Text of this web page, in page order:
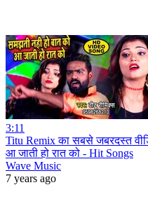
3:11
Titu Remix का सबसे जबरदस्त
आ जाती हो रात को - Hit Songs
Wave Music
7 years ago